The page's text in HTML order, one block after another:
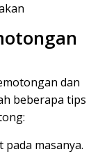
dan
beberapa tips
masanya.